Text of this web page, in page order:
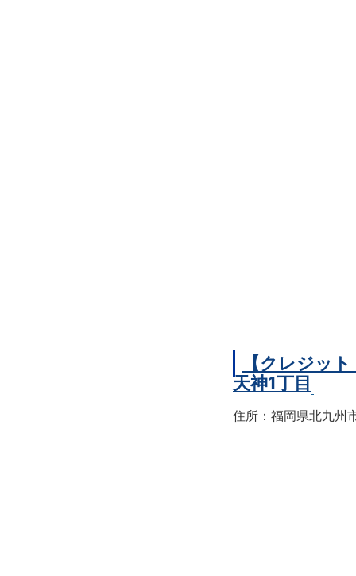
【クレジッ
天神1丁目
住所：福岡県北九州